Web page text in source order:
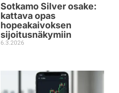
Sotkamo Silver osake:
kattava opas
hopeakaivoksen
sijoitusnäkymiin
6.3.2026